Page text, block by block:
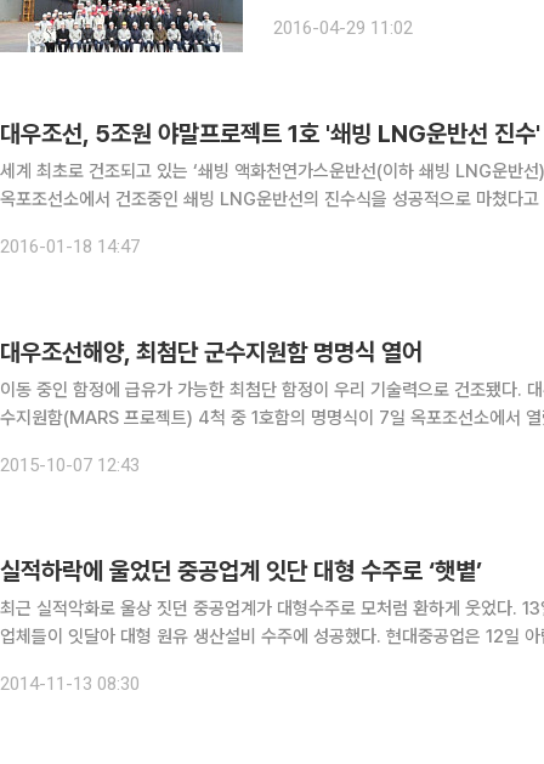
시장에서는 대우조선이 글로벌 조선
2016-04-29 11:02
대우조선, 5조원 야말프로젝트 1호 '쇄빙 LNG운반선 진수'
세계 최초로 건조되고 있는 ‘쇄빙 액화천연가스운반선(이하 쇄빙 LNG운반선)’이 경
옥포조선소에서 건조중인 쇄빙 LNG운반선의 진수식을 성공적으로 마쳤다
2016-01-18 14:47
대우조선해양, 최첨단 군수지원함 명명식 열어
이동 중인 함정에 급유가 가능한 최첨단 함정이 우리 기술력으로 건조됐다. 대우조선해양은 7일 지난 2012년 영국해군으로부터 수주한 군
수지원함(MARS 프로젝트) 4척 중 1호함의 명명식이 7일 옥포조선소에서 열렸다고 밝혔다. 이 함정은 발주 당시
2015-10-07 12:43
실적하락에 울었던 중공업계 잇단 대형 수주로 ‘햇볕’
최근 실적악화로 울상 짓던 중공업계가 대형수주로 모처럼 환하게 웃었다. 13일 관련 업계에 따르면 현대중공업과 대우조선해양 등 국내
업체들이 잇달아 대형 원유 생산설비 수주에 성공했다. 현대중공업은 12일 아랍에미리트 국영석유회사인 아드녹(ADNOC)의 자회사인 아
2014-11-13 08:30